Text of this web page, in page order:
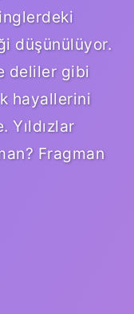
düşünülüyor.
deliler gibi
hayallerini
Yıldızlar
Fragman